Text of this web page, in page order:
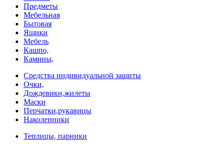
Предметы
Мебельная
Бытовая
Ящики
Мебель
Кашпо,
Камины,
Средства индивидуальной защиты
Очки,
Дождевики,жилеты
Маски
Перчатки,рукавицы
Наколенники
Теплицы, парники